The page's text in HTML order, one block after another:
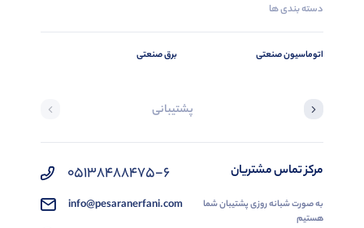
دسته بندی ها
اتوماسیون صنعتی برق صنعتی
پشتیبانی
مرکز تماس مشتریان
به صورت شبانه روزی پشتیبان شما
هستیم
05138488475-6
info@pesaranerfani.com